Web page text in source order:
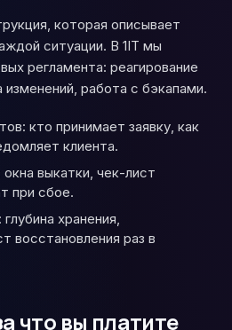
которая описывает
ситуации. В 1IT мы
регламента: реагирование
работа с бэкапами.
кто принимает заявку, как
клиента.
выкатки, чек-лист
при сбое.
хранения,
восстановления раз в
что вы платите